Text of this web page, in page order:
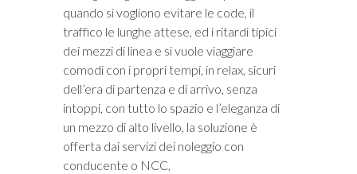
quando si vogliono evitare le code, il
traffico le lunghe attese, ed i ritardi tipici
dei mezzi di linea e si vuole viaggiare
comodi con i propri tempi, in relax, sicuri
dell’era di partenza e di arrivo, senza
intoppi, con tutto lo spazio e l’eleganza di
un mezzo di alto livello, la soluzione è
offerta dai servizi dei noleggio con
conducente o NCC,